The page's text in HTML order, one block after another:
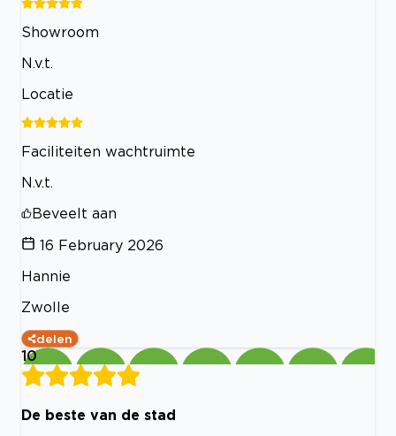
Showroom
N.v.t.
Locatie
Faciliteiten wachtruimte
N.v.t.
Beveelt aan
16 February 2026
Hannie
Zwolle
delen
10
De beste van de stad